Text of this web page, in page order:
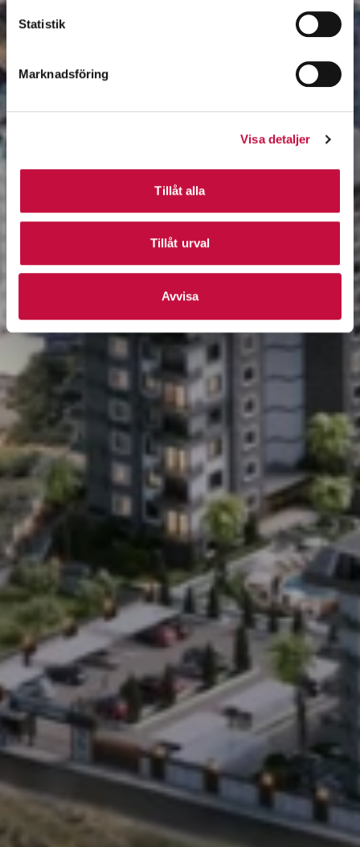
Statistik
Marknadsföring
Visa detaljer
Tillåt alla
Tillåt urval
Avvisa